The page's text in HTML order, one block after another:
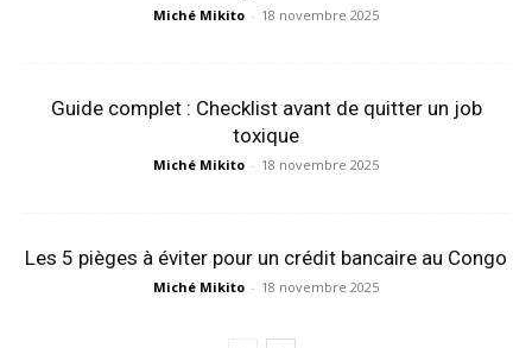
Miché Mikito - 18 novembre 2025
Guide complet : Checklist avant de quitter un job
toxique
Miché Mikito - 18 novembre 2025
Les 5 pièges à éviter pour un crédit bancaire au Congo
Miché Mikito - 18 novembre 2025